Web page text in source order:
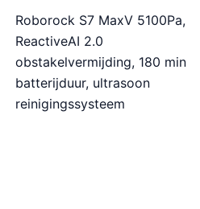
9
Roborock S7 MaxV 5100Pa,
ReactiveAI 2.0
obstakelvermijding, 180 min
batterijduur, ultrasoon
reinigingssysteem